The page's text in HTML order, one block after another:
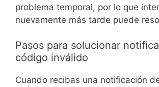
problema temporal, por lo que
nuevamente más tarde puede
Pasos para solucionar
código inválido
Cuando recibas una notificación